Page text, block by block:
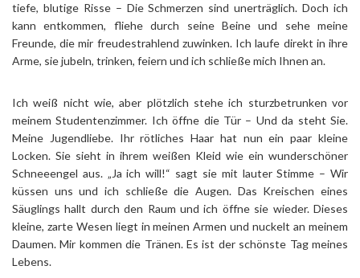
tiefe, blutige Risse – Die Schmerzen sind unerträglich. Doch ich
kann entkommen, fliehe durch seine Beine und sehe meine
Freunde, die mir freudestrahlend zuwinken. Ich laufe direkt in ihre
Arme, sie jubeln, trinken, feiern und ich schließe mich Ihnen an.
Ich weiß nicht wie, aber plötzlich stehe ich sturzbetrunken vor
meinem Studentenzimmer. Ich öffne die Tür – Und da steht Sie.
Meine Jugendliebe. Ihr rötliches Haar hat nun ein paar kleine
Locken. Sie sieht in ihrem weißen Kleid wie ein wunderschöner
Schneeengel aus. „Ja ich will!“ sagt sie mit lauter Stimme – Wir
küssen uns und ich schließe die Augen. Das Kreischen eines
Säuglings hallt durch den Raum und ich öffne sie wieder. Dieses
kleine, zarte Wesen liegt in meinen Armen und nuckelt an meinem
Daumen. Mir kommen die Tränen. Es ist der schönste Tag meines
Lebens.